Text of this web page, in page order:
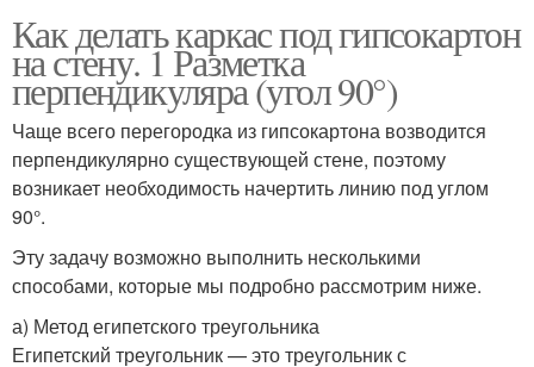
Как делать каркас под гипсокартон
на стену. 1 Разметка
перпендикуляра (угол 90°)
Чаще всего перегородка из гипсокартона возводится
перпендикулярно существующей стене, поэтому
возникает необходимость начертить линию под углом
90°.
Эту задачу возможно выполнить несколькими
способами, которые мы подробно рассмотрим ниже.
а) Метод египетского треугольника
Египетский треугольник — это треугольник с